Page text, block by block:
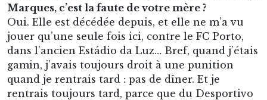
Marques, c’est la faute de votre mère ?
Oui. Elle est décédée depuis, et elle ne m’a vu
jouer qu’une seule fois ici, contre le FC Porto,
dans l’ancien Estádio da Luz… Bref, quand j’étais
gamin, j’avais toujours droit à une punition
quand je rentrais tard : pas de dîner. Et je
rentrais toujours tard, parce que du Desportivo